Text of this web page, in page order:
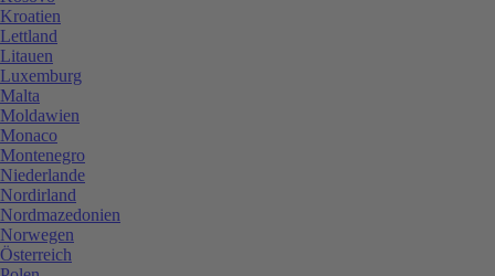
Kroatien
Lettland
Litauen
Luxemburg
Malta
Moldawien
Monaco
Montenegro
Niederlande
Nordirland
Nordmazedonien
Norwegen
Österreich